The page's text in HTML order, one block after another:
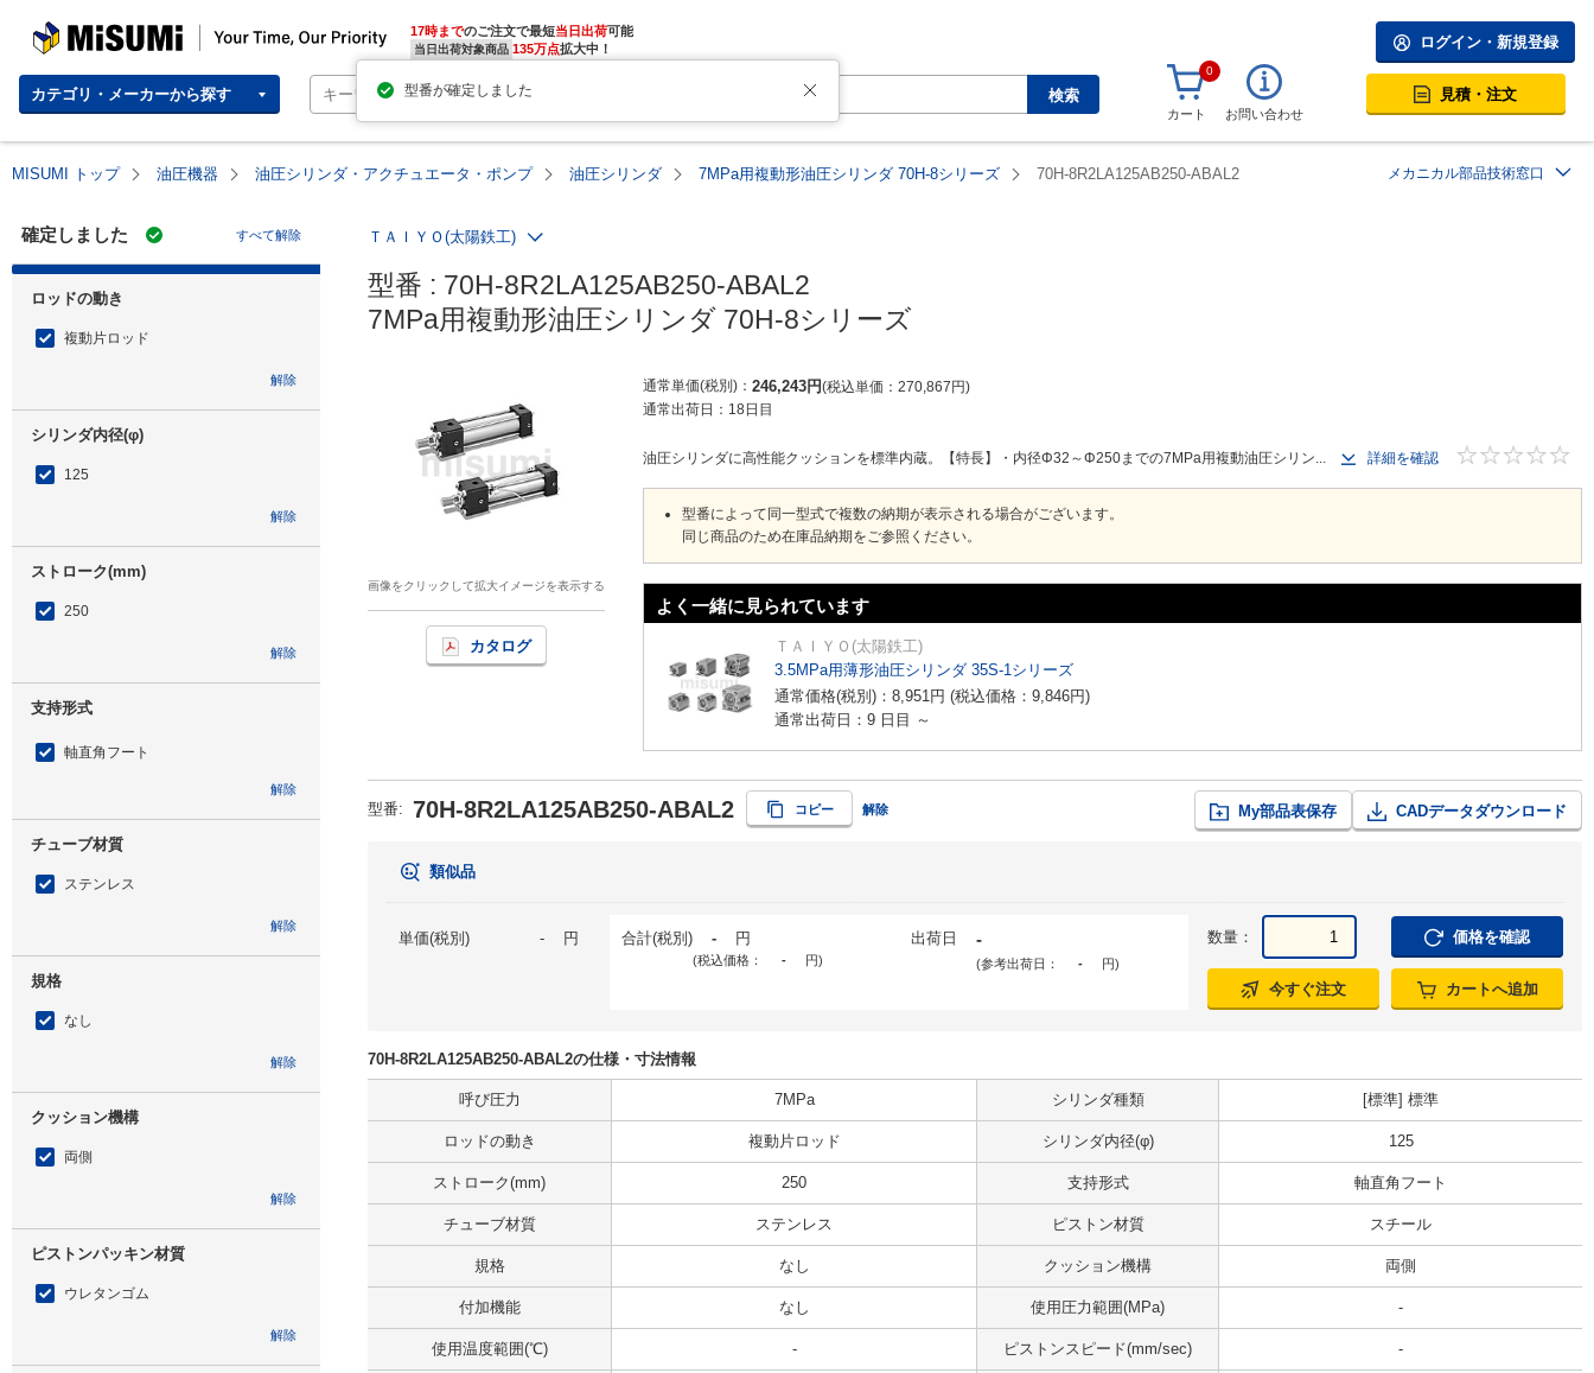
MISUMI | Your Time, Our Priority 17時までのご注文で最短当日出荷
当日出荷対象商品 135万点拡大中！
カテゴリ・メーカーから探す 検索
ログイン・新規登録
0
カート お問い合わせ
見積・注文
MISUMI トップ 油圧機器 油圧シリンダ・アクチュエータ・ポンプ 油圧シリンダ 7MPa用複動形油圧シリンダ 70H-8シリーズ 70H-8R2LA125AB250-ABAL2 メカニカル部品技術窓口
確定しました すべて解除
ロッドの動き
複動片ロッド
解除
シリンダ内径(φ)
125
解除
ストローク(mm)
250
解除
支持形式
軸直角フート
解除
チューブ材質
ステンレス
解除
規格
なし
解除
クッション機構
両側
解除
ピストンパッキン材質
ウレタンゴム
解除
ＴＡＩＹＯ(太陽鉄工)
型番 : 70H-8R2LA125AB250-ABAL2
7MPa用複動形油圧シリンダ 70H-8シリーズ
画像をクリックして拡大イメージを表示する
カタログ
通常単価(税別) 246,243円 税込単価 270,867円
通常出荷日： 18日目
油圧シリンダに高性能クッションを標準内蔵。【特長】・内径Φ32～Φ250までの7MPa用複動油圧シリン... 詳細を確認
型番によって同一型式で複数の納期が表示される場合がございます。
同じ商品のため在庫品納期をご参照ください。
よく一緒に見られています
ＴＡＩＹＯ(太陽鉄工)
3.5MPa用薄形油圧シリンダ 35S-1シリーズ
通常価格(税別)： 8,951円 (税込価格： 9,846円)
通常出荷日：9 日目 ～
型番: 70H-8R2LA125AB250-ABAL2 コピー 解除 My部品表保存 CADデータダウンロード
類似品
単価(税別) - 円 合計(税別) - 円
(税込価格： - 円)
出荷日 -
(参考出荷日： - 円)
数量： 価格を確認
今すぐ注文 カートへ追加
70H-8R2LA125AB250-ABAL2の仕様・寸法情報
呼び圧力 7MPa シリンダ種類 [標準] 標準
ロッドの動き 複動片ロッド シリンダ内径(φ) 125
ストローク(mm) 250 支持形式 軸直角フート
チューブ材質 ステンレス ピストン材質 スチール
規格 なし クッション機構 両側
付加機能 なし 使用圧力範囲(MPa) -
使用温度範囲(℃) - ピストンスピード(mm/sec) -